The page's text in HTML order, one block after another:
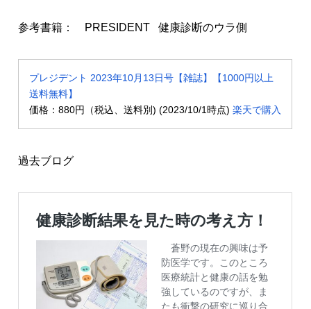
参考書籍： PRESIDENT 健康診断のウラ側
プレジデント 2023年10月13日号【雑誌】【1000円以上
送料無料】
価格：880円（税込、送料別) (2023/10/1時点) 楽天で購入
過去ブログ